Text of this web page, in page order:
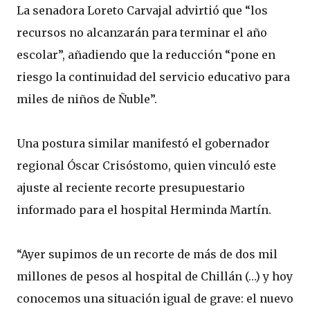
La senadora Loreto Carvajal advirtió que “los
recursos no alcanzarán para terminar el año
escolar”, añadiendo que la reducción “pone en
riesgo la continuidad del servicio educativo para
miles de niños de Ñuble”.
Una postura similar manifestó el gobernador
regional Óscar Crisóstomo, quien vinculó este
ajuste al reciente recorte presupuestario
informado para el hospital Herminda Martín.
“Ayer supimos de un recorte de más de dos mil
millones de pesos al hospital de Chillán (…) y hoy
conocemos una situación igual de grave: el nuevo